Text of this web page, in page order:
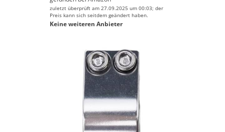
zuletzt überprüft am 27.09.2025 um 00:03; der
Preis kann sich seitdem geändert haben.
Keine weiteren Anbieter